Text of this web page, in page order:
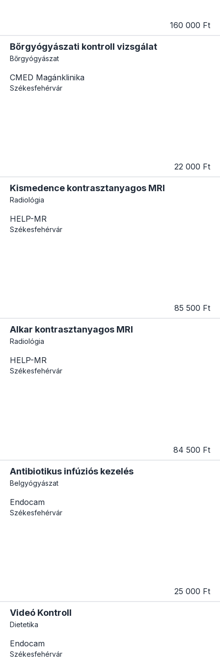
160 000 Ft
Bőrgyógyászati kontroll vizsgálat
Bőrgyógyászat
CMED Magánklinika
Székesfehérvár
22 000 Ft
Kismedence kontrasztanyagos MRI
Radiológia
HELP-MR
Székesfehérvár
85 500 Ft
Alkar kontrasztanyagos MRI
Radiológia
HELP-MR
Székesfehérvár
84 500 Ft
Antibiotikus infúziós kezelés
Belgyógyászat
Endocam
Székesfehérvár
25 000 Ft
Videó Kontroll
Dietetika
Endocam
Székesfehérvár